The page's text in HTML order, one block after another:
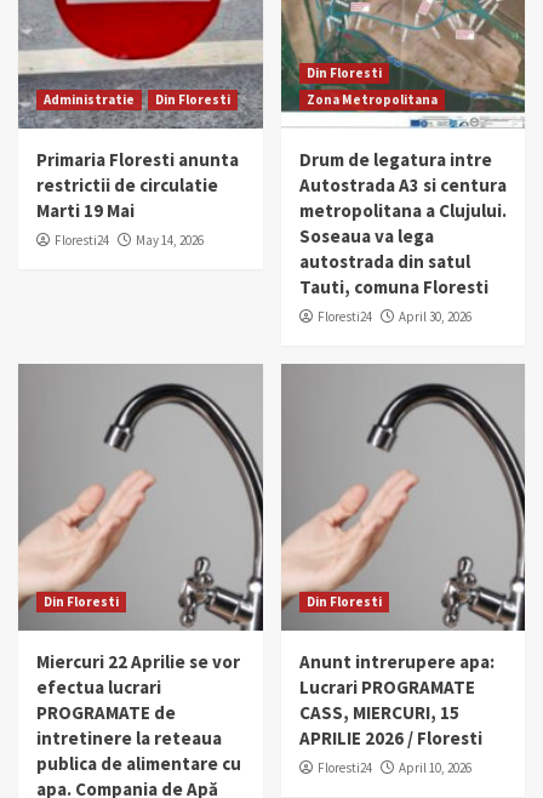
Administratie Din Floresti
Primaria Floresti anunta
restrictii de circulatie
Marti 19 Mai
Floresti24 May 14, 2026
Din Floresti
Zona Metropolitana
Drum de legatura intre
Autostrada A3 si centura
metropolitana a Clujului.
Soseaua va lega
autostrada din satul
Tauti, comuna Floresti
Floresti24 April 30, 2026
Din Floresti
Miercuri 22 Aprilie se vor
efectua lucrari
PROGRAMATE de
intretinere la reteaua
publica de alimentare cu
apa. Compania de Apă
Din Floresti
Anunt intrerupere apa:
Lucrari PROGRAMATE
CASS, MIERCURI, 15
APRILIE 2026 / Floresti
Floresti24 April 10, 2026